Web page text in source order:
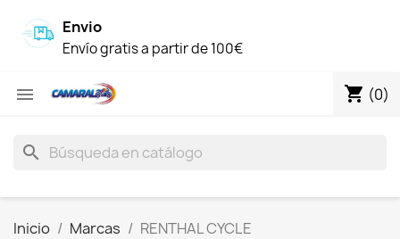
Envio
Envío gratis a partir de 100€
 shopping_cart (0)
search
Inicio Marcas RENTHAL CYCLE